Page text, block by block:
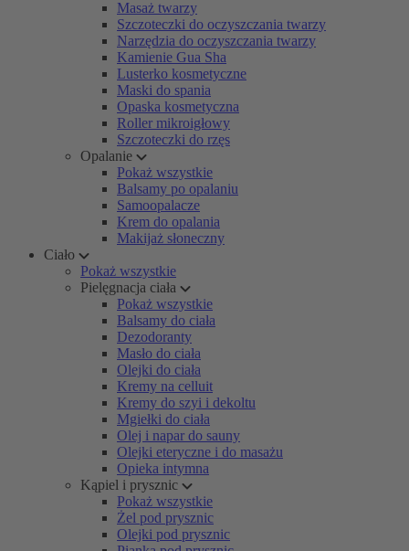
Masaż twarzy
Szczoteczki do oczyszczania twarzy
Narzędzia do oczyszczania twarzy
Kamienie Gua Sha
Lusterko kosmetyczne
Maski do spania
Opaska kosmetyczna
Roller mikroigłowy
Szczoteczki do rzęs
Opalanie
Pokaż wszystkie
Balsamy po opalaniu
Samoopalacze
Krem do opalania
Makijaż słoneczny
Ciało
Pokaż wszystkie
Pielęgnacja ciała
Pokaż wszystkie
Balsamy do ciała
Dezodoranty
Masło do ciała
Olejki do ciała
Kremy na celluit
Kremy do szyi i dekoltu
Mgiełki do ciała
Olej i napar do sauny
Olejki eteryczne i do masażu
Opieka intymna
Kąpiel i prysznic
Pokaż wszystkie
Żel pod prysznic
Olejki pod prysznic